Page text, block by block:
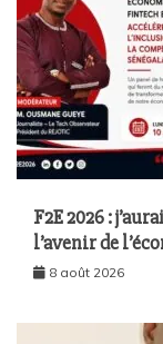
F2E 2026 :
l’avenir de
8 août 2026